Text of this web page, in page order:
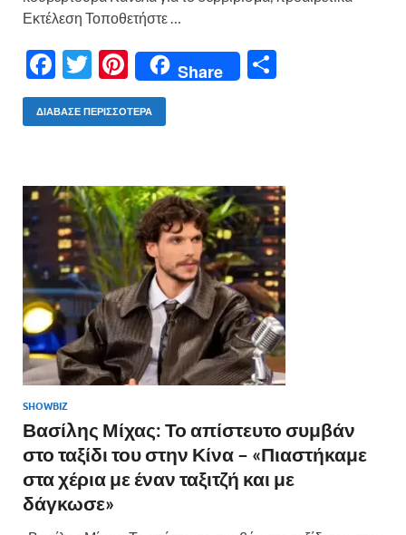
Εκτέλεση Τοποθετήστε …
F
ac
e
o
o
k
T
w
itt
Pi
nt
er
t
Share
σ
τε
ίτ
ε
ΔΙΆΒΑΣΕ ΠΕΡΙΣΣΌΤΕΡΑ
SHOWBIZ
Βασίλης Μίχας: Το απίστευτο συμβάν
στο ταξίδι του στην Κίνα – «Πιαστήκαμε
στα χέρια με έναν ταξιτζή και με
δάγκωσε»